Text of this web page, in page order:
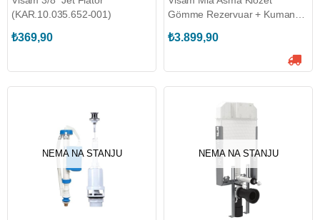
(KAR.10.035.652-001)
₺369,90
Gömme Rezervuar + Kumanda
SET-5)
₺3.899,90
NEMA NA STANJU NEMA NA STANJU